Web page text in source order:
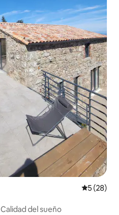
5 (28)
Calidad del sueño